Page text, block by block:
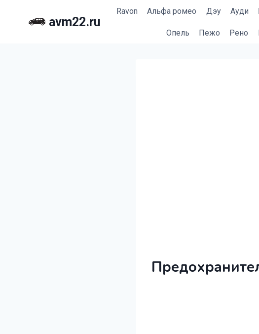
avm22.ru
Ravon Альфа ромео Дэу Ауди
Опель Пежо Рено